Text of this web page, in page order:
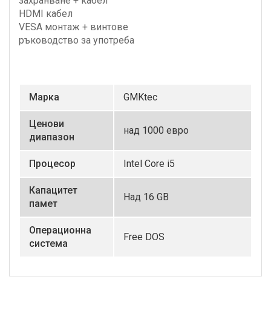
HDMI кабел
VESA монтаж + винтове
ръководство за употреба
Маркa GMKtec
Ценови
диапазон
над 1000 евро
Процесор Intel Core i5
Капацитет
памет
Над 16 GB
Операционна
система
Free DOS